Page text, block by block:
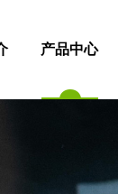
产品中心